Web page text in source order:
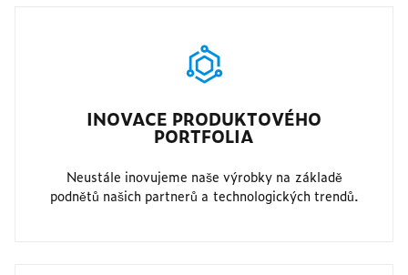
INOVACE PRODUKTOVÉHO
PORTFOLIA
Neustále inovujeme naše výrobky na základě
podnětů našich partnerů a technologických trendů.